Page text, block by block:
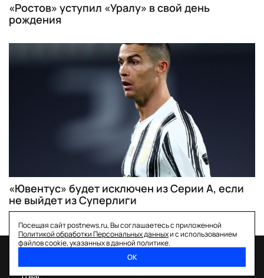
«Ростов» уступил «Уралу» в свой день
рождения
«Ювентус» будет исключен из Серии А, если
не выйдет из Суперлиги
Посещая сайт postnews.ru, Вы соглашаетесь с приложенной
Политикой обработки Персональных данныхи с использованием
файлов cookie, указанных в данной политике.
ОК